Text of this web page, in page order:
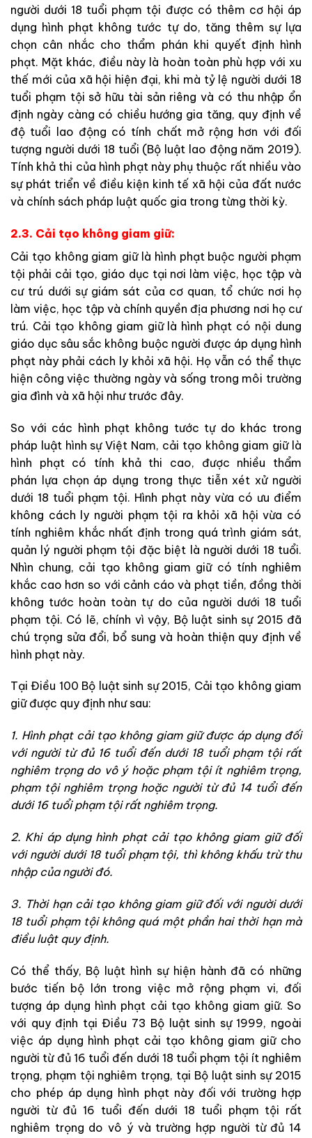
người dưới 18 tuổi phạm tội được có thêm cơ hội áp
dụng hình phạt không tước tự do, tăng thêm sự lựa
chọn cân nhắc cho thẩm phán khi quyết định hình
phạt. Mặt khác, điều này là hoàn toàn phù hợp với xu
thế mới của xã hội hiện đại, khi mà tỷ lệ người dưới 18
tuổi phạm tội sở hữu tài sản riêng và có thu nhập ổn
định ngày càng có chiều hướng gia tăng, quy định về
độ tuổi lao động có tính chất mở rộng hơn với đối
tượng người dưới 18 tuổi (Bộ luật lao động năm 2019).
Tính khả thi của hình phạt này phụ thuộc rất nhiều vào
sự phát triển về điều kiện kinh tế xã hội của đất nước
và chính sách pháp luật quốc gia trong từng thời kỳ.
2.3. Cải tạo không giam giữ:
Cải tạo không giam giữ là hình phạt buộc người phạm
tội phải cải tạo, giáo dục tại nơi làm việc, học tập và
cư trú dưới sự giám sát của cơ quan, tổ chức nơi họ
làm việc, học tập và chính quyền địa phương nơi họ cư
trú. Cải tạo không giam giữ là hình phạt có nội dung
giáo dục sâu sắc không buộc người được áp dụng hình
phạt này phải cách ly khỏi xã hội. Họ vẫn có thể thực
hiện công việc thường ngày và sống trong môi trường
gia đình và xã hội như trước đây.
So với các hình phạt không tước tự do khác trong
pháp luật hình sự Việt Nam, cải tạo không giam giữ là
hình phạt có tính khả thi cao, được nhiều thẩm
phán lựa chọn áp dụng trong thực tiễn xét xử người
dưới 18 tuổi phạm tội. Hình phạt này vừa có ưu điểm
không cách ly người phạm tội ra khỏi xã hội vừa có
tính nghiêm khắc nhất định trong quá trình giám sát,
quản lý người phạm tội đặc biệt là người dưới 18 tuổi.
Nhìn chung, cải tạo không giam giữ có tính nghiêm
khắc cao hơn so với cảnh cáo và phạt tiền, đồng thời
không tước hoàn toàn tự do của người dưới 18 tuổi
phạm tội. Có lẽ, chính vì vậy, Bộ luật sinh sự 2015 đã
chú trọng sửa đổi, bổ sung và hoàn thiện quy định về
hình phạt này.
Tại Điều 100 Bộ luật sinh sự 2015, Cải tạo không giam
giữ được quy định như sau:
1. Hình phạt cải tạo không giam giữ được áp dụng đối
với người từ đủ 16 tuổi đến dưới 18 tuổi phạm tội rất
nghiêm trọng do vô ý hoặc phạm tội ít nghiêm trọng,
phạm tội nghiêm trọng hoặc người từ đủ 14 tuổi đến
dưới 16 tuổi phạm tội rất nghiêm trọng.
2. Khi áp dụng hình phạt cải tạo không giam giữ đối
với người dưới 18 tuổi phạm tội, thì không khấu trừ thu
nhập của người đó.
3. Thời hạn cải tạo không giam giữ đối với người dưới
18 tuổi phạm tội không quá một phần hai thời hạn mà
điều luật quy định.
Có thể thấy, Bộ luật hình sự hiện hành đã có những
bước tiến bộ lớn trong việc mở rộng phạm vi, đối
tượng áp dụng hình phạt cải tạo không giam giữ. So
với quy định tại Điều 73 Bộ luật sinh sự 1999, ngoài
việc áp dụng hình phạt cải tạo không giam giữ cho
người từ đủ 16 tuổi đến dưới 18 tuổi phạm tội ít nghiêm
trọng, phạm tội nghiêm trọng, tại Bộ luật sinh sự 2015
cho phép áp dụng hình phạt này đối với trường hợp
người từ đủ 16 tuổi đến dưới 18 tuổi phạm tội rất
nghiêm trọng do vô ý và trường hợp người từ đủ 14